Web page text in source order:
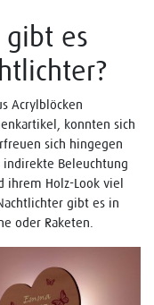
gibt es
Acrylblöcken
konnten sich
sich hingegen
Beleuchtung
ihrem Holz-Look viel
gibt es in
oder Raketen.